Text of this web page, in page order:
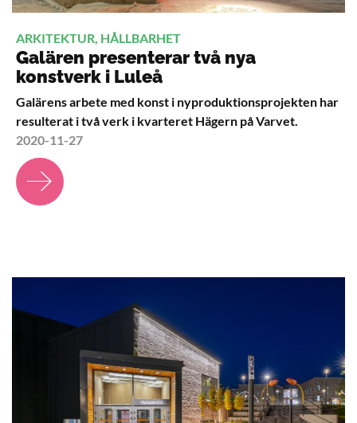
ARKITEKTUR, HÅLLBARHET
Galären presenterar två nya
konstverk i Luleå
Galärens arbete med konst i nyproduktionsprojekten har
resulterat i två verk i kvarteret Hägern på Varvet.
2020-11-27